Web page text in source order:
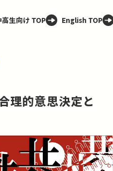
高生向け TOP English TOP
合理的意思決定と